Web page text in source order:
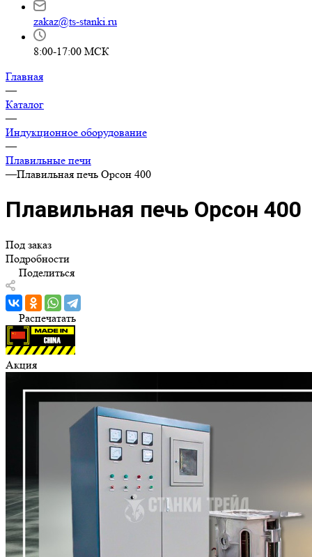
zakaz@ts-stanki.ru
8:00-17:00 МСК
Главная
—
Каталог
—
Индукционное оборудование
—
Плавильные печи
—Плавильная печь Орсон 400
Плавильная печь Орсон 400
Под заказ
Подробности
Поделиться
Распечатать
Акция